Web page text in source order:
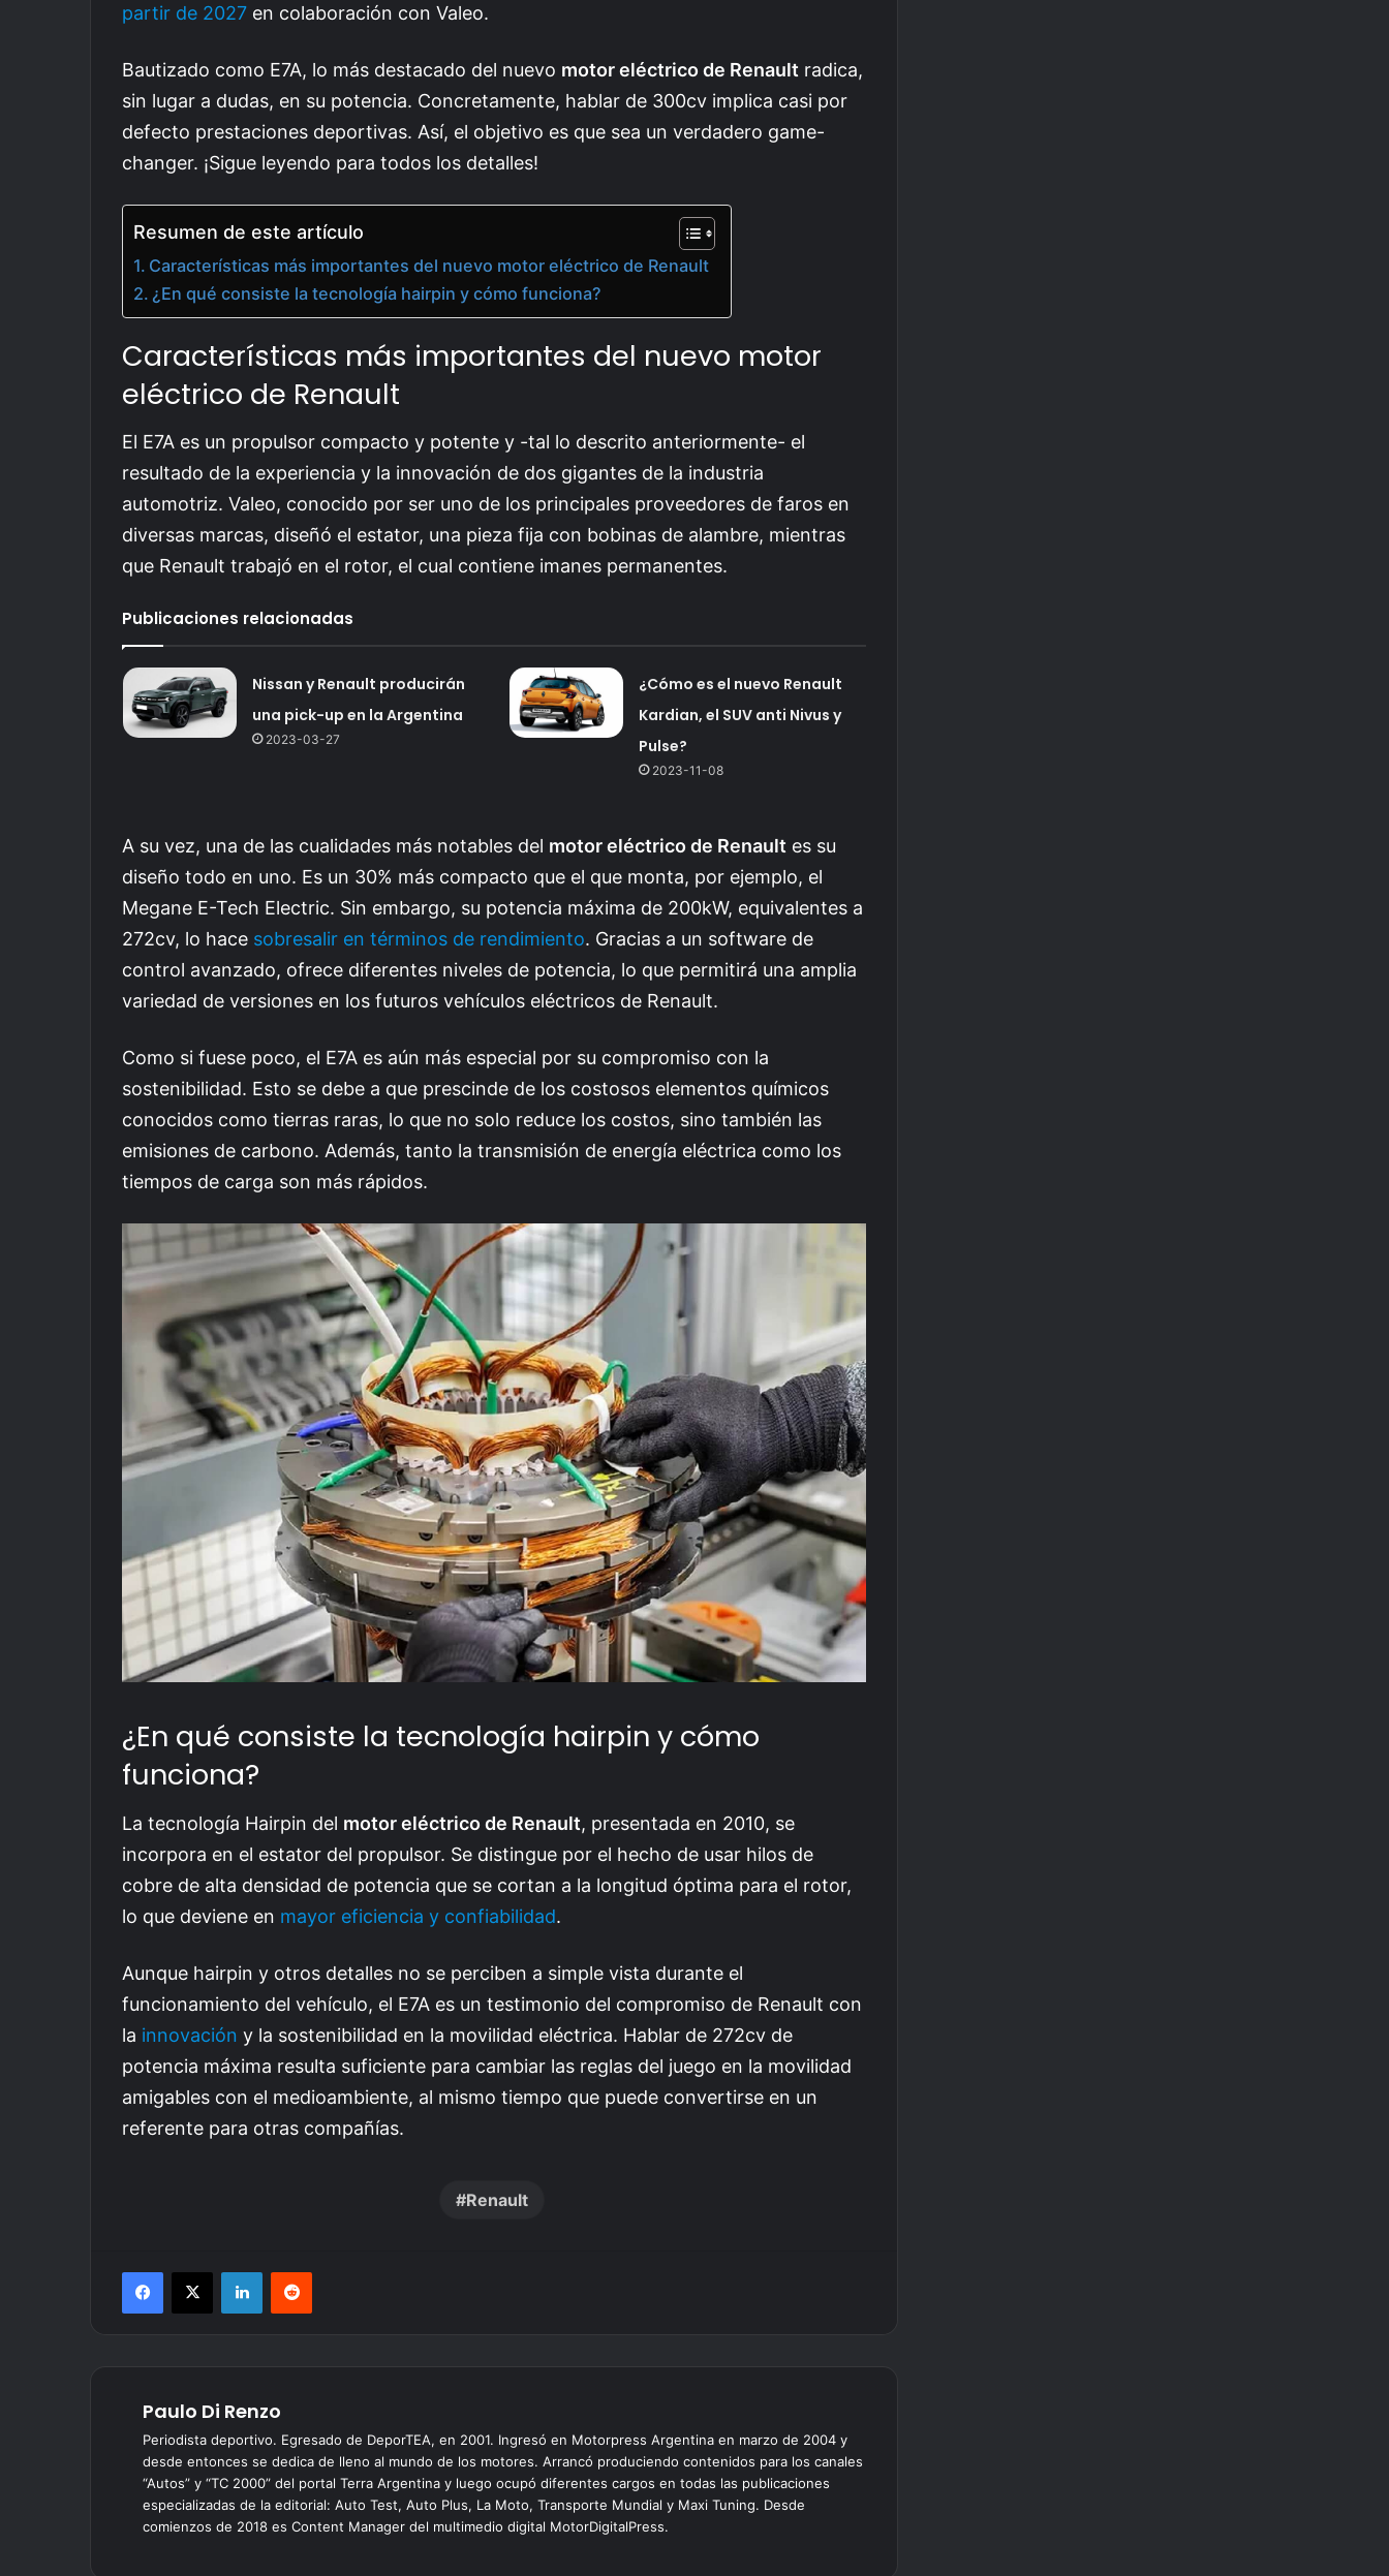
partir de 2027 en colaboración con Valeo.
Bautizado como E7A, lo más destacado del nuevo motor eléctrico de Renault radica,
sin lugar a dudas, en su potencia. Concretamente, hablar de 300cv implica casi por
defecto prestaciones deportivas. Así, el objetivo es que sea un verdadero game-
changer. ¡Sigue leyendo para todos los detalles!
Resumen de este artículo
Características más importantes del nuevo motor eléctrico de Renault
¿En qué consiste la tecnología hairpin y cómo funciona?
Características más importantes del nuevo motor
eléctrico de Renault
El E7A es un propulsor compacto y potente y -tal lo descrito anteriormente- el
resultado de la experiencia y la innovación de dos gigantes de la industria
automotriz. Valeo, conocido por ser uno de los principales proveedores de faros en
diversas marcas, diseñó el estator, una pieza fija con bobinas de alambre, mientras
que Renault trabajó en el rotor, el cual contiene imanes permanentes.
Publicaciones relacionadas
Nissan y Renault producirán
una pick-up en la Argentina
2023-03-27
¿Cómo es el nuevo Renault
Kardian, el SUV anti Nivus y
Pulse?
2023-11-08
A su vez, una de las cualidades más notables del motor eléctrico de Renault es su
diseño todo en uno. Es un 30% más compacto que el que monta, por ejemplo, el
Megane E-Tech Electric. Sin embargo, su potencia máxima de 200kW, equivalentes a
272cv, lo hace sobresalir en términos de rendimiento. Gracias a un software de
control avanzado, ofrece diferentes niveles de potencia, lo que permitirá una amplia
variedad de versiones en los futuros vehículos eléctricos de Renault.
Como si fuese poco, el E7A es aún más especial por su compromiso con la
sostenibilidad. Esto se debe a que prescinde de los costosos elementos químicos
conocidos como tierras raras, lo que no solo reduce los costos, sino también las
emisiones de carbono. Además, tanto la transmisión de energía eléctrica como los
tiempos de carga son más rápidos.
¿En qué consiste la tecnología hairpin y cómo
funciona?
La tecnología Hairpin del motor eléctrico de Renault, presentada en 2010, se
incorpora en el estator del propulsor. Se distingue por el hecho de usar hilos de
cobre de alta densidad de potencia que se cortan a la longitud óptima para el rotor,
lo que deviene en mayor eficiencia y confiabilidad.
Aunque hairpin y otros detalles no se perciben a simple vista durante el
funcionamiento del vehículo, el E7A es un testimonio del compromiso de Renault con
la innovación y la sostenibilidad en la movilidad eléctrica. Hablar de 272cv de
potencia máxima resulta suficiente para cambiar las reglas del juego en la movilidad
amigables con el medioambiente, al mismo tiempo que puede convertirse en un
referente para otras compañías.
Renault
Paulo Di Renzo
Periodista deportivo. Egresado de DeporTEA, en 2001. Ingresó en Motorpress Argentina en marzo de 2004 y
desde entonces se dedica de lleno al mundo de los motores. Arrancó produciendo contenidos para los canales
“Autos” y “TC 2000” del portal Terra Argentina y luego ocupó diferentes cargos en todas las publicaciones
especializadas de la editorial: Auto Test, Auto Plus, La Moto, Transporte Mundial y Maxi Tuning. Desde
comienzos de 2018 es Content Manager del multimedio digital MotorDigitalPress.